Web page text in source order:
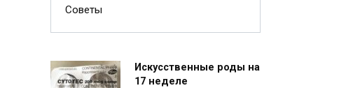
Советы
Искусственные роды на
17 неделе